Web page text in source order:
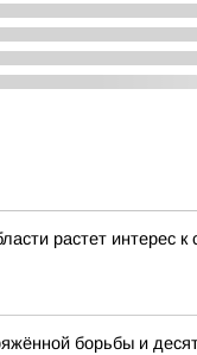
растет интерес к
борьбы и